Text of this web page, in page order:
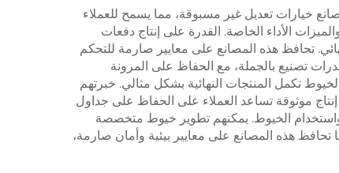
خيارات تعديل غير مسبوقة، مما يسمح للعملاء
الأداء الخاصة. القدرة على إنتاج دفعات
تحافظ هذه المصانع على معايير صارمة للتحكم
تصنيع بالجملة، مع الحفاظ على المرونة
تكمل المنتجات النهائية بشكل مثالي. خبرتهم
موثوقة تساعد العملاء على الحفاظ على جداول
واستخدام الخيوط. يمكنهم تطوير خيوط متخصصة
هذه المصانع على معايير بيئية وأمان صارمة،